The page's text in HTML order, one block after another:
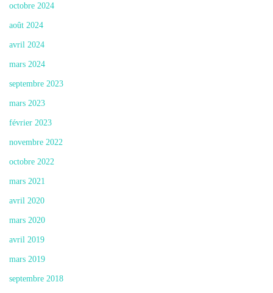
octobre 2024
août 2024
avril 2024
mars 2024
septembre 2023
mars 2023
février 2023
novembre 2022
octobre 2022
mars 2021
avril 2020
mars 2020
avril 2019
mars 2019
septembre 2018